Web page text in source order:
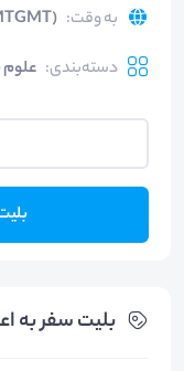
به وقت:
دسته‌بندی: علوم
بلیت‌ سفر به